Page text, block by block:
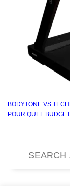
BODYTONE VS
POUR QUEL